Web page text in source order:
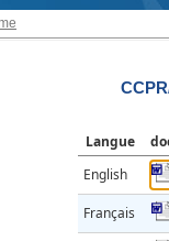
Langue
English
Français